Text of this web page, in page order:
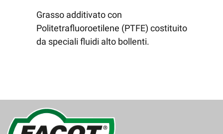
Grasso additivato con
Politetrafluoroetilene (PTFE) costituito
da speciali fluidi alto bollenti.